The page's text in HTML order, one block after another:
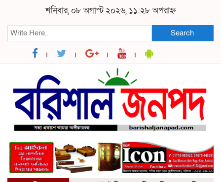
শনিবার, ০৮ অগাস্ট ২০২৬, ১১:২৮ অপরাহ্ন
Search